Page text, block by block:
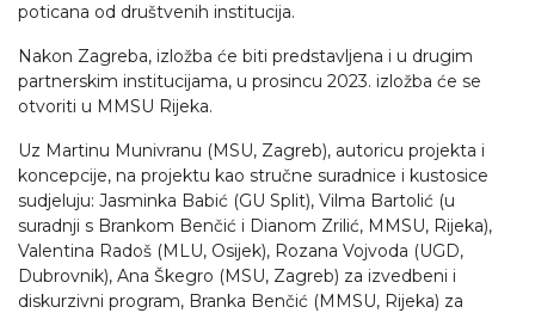
poticana od društvenih institucija.
Nakon Zagreba, izložba će biti predstavljena i u drugim
partnerskim institucijama, u prosincu 2023. izložba će se
otvoriti u MMSU Rijeka.
Uz Martinu Munivranu (MSU, Zagreb), autoricu projekta i
koncepcije, na projektu kao stručne suradnice i kustosice
sudjeluju: Jasminka Babić (GU Split), Vilma Bartolić (u
suradnji s Brankom Benčić i Dianom Zrilić, MMSU, Rijeka),
Valentina Radoš (MLU, Osijek), Rozana Vojvoda (UGD,
Dubrovnik), Ana Škegro (MSU, Zagreb) za izvedbeni i
diskurzivni program, Branka Benčić (MMSU, Rijeka) za